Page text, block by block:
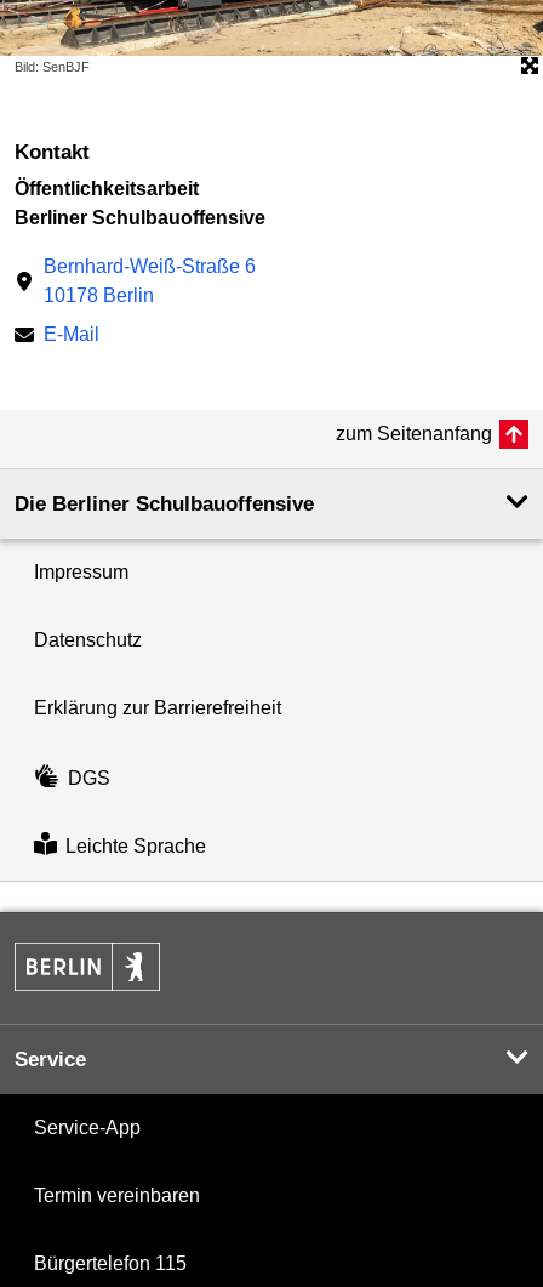
Bild: SenBJF
Kontakt
Öffentlichkeitsarbeit
Berliner Schulbauoffensive
Bernhard-Weiß-Straße 6
10178 Berlin
E-Mail
zum Seitenanfang
Die Berliner Schulbauoffensive
Impressum
Datenschutz
Erklärung zur Barrierefreiheit
DGS
Leichte Sprache
Service
Service-App
Termin vereinbaren
Bürgertelefon 115